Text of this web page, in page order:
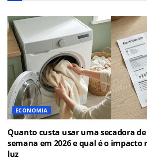
ECONOMIA
Quanto custa usar uma secadora
semana em 2026 e qual é o impacto
luz